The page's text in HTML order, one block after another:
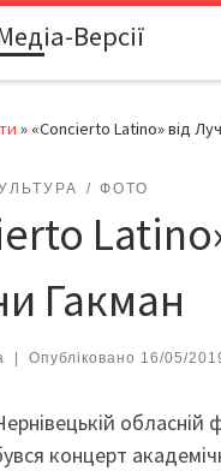
Версії
» «Сoncierto Latino» від
ФОТО
Гакман
| Опубліковано 16/05/
обласній
концерт